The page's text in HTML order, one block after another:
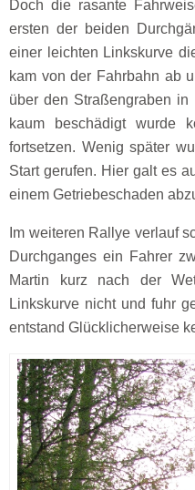
Doch die rasante
ersten der beiden
einer leichten Linkskurve
kam von der Fahrbahn ab
über den Straßengraben
kaum beschädigt wurde
fortsetzen. Wenig später
Start gerufen. Hier galt es
einem Getriebeschaden
Im weiteren Rallye verlauf
Durchganges ein Fahrer
Martin kurz nach der
Linkskurve nicht und fuhr
entstand Glücklicherweise